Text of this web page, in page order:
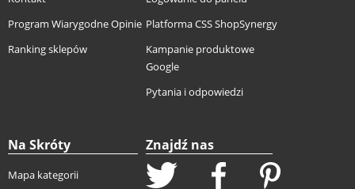
Program Wiarygodne Opinie
Ranking sklepów
Platforma CSS ShopSynergy
Kampanie produktowe
Google
Pytania i odpowiedzi
Na Skróty
Mapa kategorii
Znajdź nas